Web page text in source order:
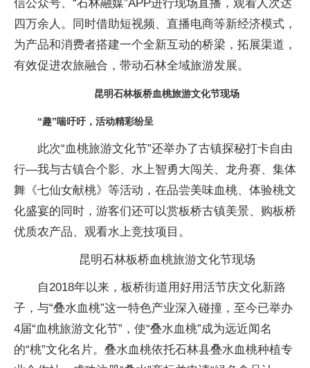
信公众号、“石林融媒”APP进行现场直播，观看人次达
四万余人。同时借助短视频、直播电商等新经济模式，
为产品和消费者搭建一个全新互动的桥梁，拓展渠道，
有效促进农旅融合，带动石林全域旅游发展。
昆明石林板桥血桃旅游文化节现场
“趣”喘吁吁，活动精彩纷呈
此次“血桃旅游文化节”还举办了古镇探秘打卡自由
行—我与古镇合个影、水上智勇大闯关、龙舟赛、集体
舞《七仙女献桃》等活动，在品尝美味血桃、体验桃文
化盛宴的同时，游客们还可以赏板桥古镇美景、购板桥
优质农产品、观看水上竞技项目。
昆明石林板桥血桃旅游文化节现场
自2018年以来，板桥街道用好用活节庆文化新路
子，与“叠水血桃”这一特色产业深入碰撞，至今已举办
4届“血桃旅游文化节”，使“叠水血桃”成为远近闻名
的“桃”文化名片。叠水血桃依托石林县叠水血桃种植专